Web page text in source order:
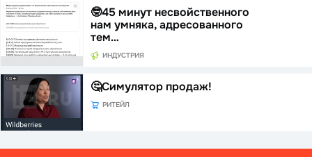
🤓45 минут несвойственного
нам умняка, адресованного
тем…
ИНДУСТРИЯ
🤔Симулятор продаж!
РИТЕЙЛ